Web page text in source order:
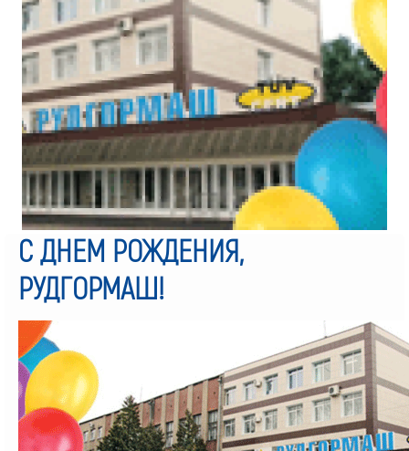
С ДНЕМ РОЖДЕНИЯ,
РУДГОРМАШ!